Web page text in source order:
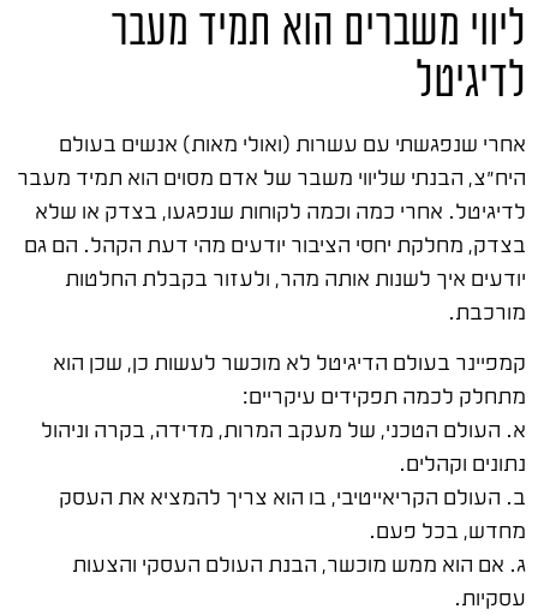
ליווי משברים הוא תמיד מעבר
לדיגיטל
אחרי שנפגשתי עם עשרות (ואולי מאות) אנשים בעולם
היח"צ, הבנתי שליווי משבר של אדם מסוים הוא תמיד מעבר
לדיגיטל. אחרי כמה וכמה לקוחות שנפגעו, בצדק או שלא
בצדק, מחלקת יחסי הציבור יודעים מהי דעת הקהל. הם גם
יודעים איך לשנות אותה מהר, ולעזור בקבלת החלטות
מורכבת.
קמפיינר בעולם הדיגיטל לא מוכשר לעשות כן, שכן הוא
מתחלק לכמה תפקידים עיקריים:
א. העולם הטכני, של מעקב המרות, מדידה, בקרה וניהול
נתונים וקהלים.
ב. העולם הקריאייטיבי, בו הוא צריך להמציא את העסק
מחדש, בכל פעם.
ג. אם הוא ממש מוכשר, הבנת העולם העסקי והצעות
עסקיות.